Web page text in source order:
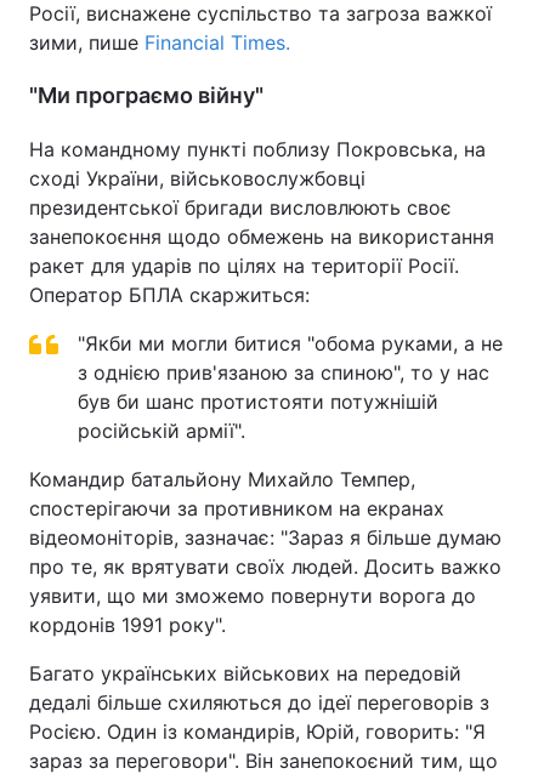
Росії, виснажене суспільство та загроза важкої
зими, пише Financial Times.
"Ми програємо війну"
На командному пункті поблизу Покровська, на
сході України, військовослужбовці
президентської бригади висловлюють своє
занепокоєння щодо обмежень на використання
ракет для ударів по цілях на території Росії.
Оператор БПЛА скаржиться:
"Якби ми могли битися "обома руками, а не
з однією прив'язаною за спиною", то у нас
був би шанс протистояти потужнішій
російській армії".
Командир батальйону Михайло Темпер,
спостерігаючи за противником на екранах
відеомоніторів, зазначає: "Зараз я більше думаю
про те, як врятувати своїх людей. Досить важко
уявити, що ми зможемо повернути ворога до
кордонів 1991 року".
Багато українських військових на передовій
дедалі більше схиляються до ідеї переговорів з
Росією. Один із командирів, Юрій, говорить: "Я
зараз за переговори". Він занепокоєний тим, що